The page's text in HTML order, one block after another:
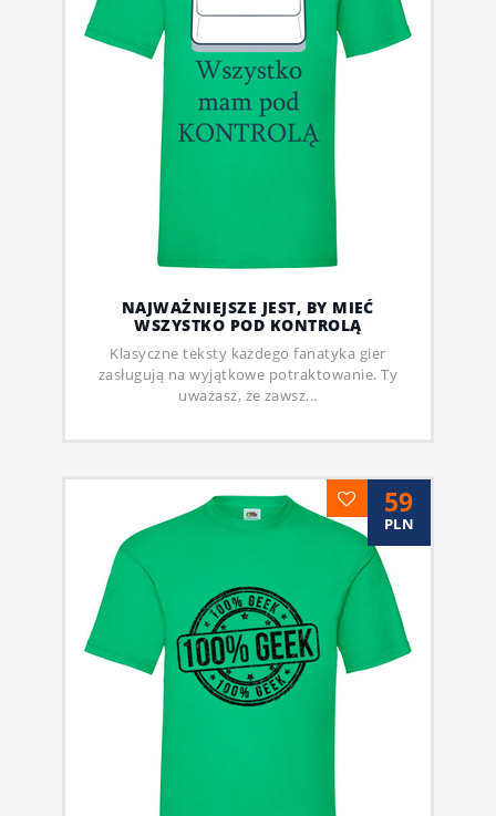
NAJWAŻNIEJSZE JEST, BY MIEĆ
WSZYSTKO POD KONTROLĄ
Klasyczne teksty każdego fanatyka gier
zasługują na wyjątkowe potraktowanie. Ty
uważasz, że zawsz...
59
PLN